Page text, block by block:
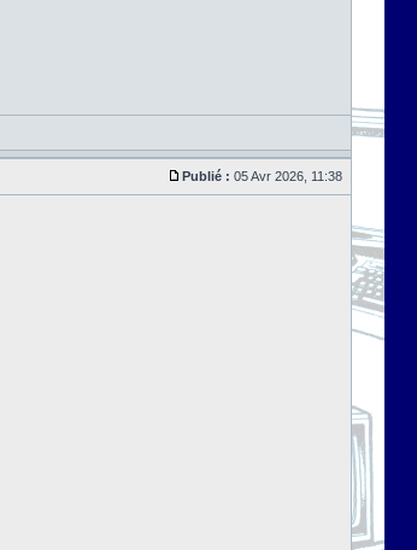
Publié : 05 Avr 2026, 11:38